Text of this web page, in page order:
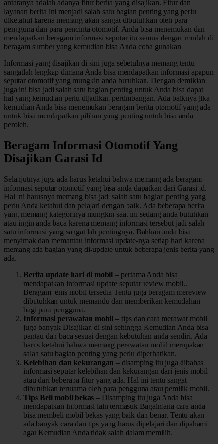
antaranya adalah adanya fitur berita yang disajikan. Fitur dan
layanan berita ini menjadi salah satu bagian penting yang perlu
diketahui karena memang akan sangat dibutuhkan oleh para
pengguna dan para pencinta otomotif. Anda bisa menemukan dan
mendapatkan beragam informasi seputar itu semua dengan mudah di
beragam sumber yang kemudian bisa Anda coba gunakan.
Informasi yang disajikan di sini juga sebetulnya memang tentu
sangatlah lengkap dimana Anda bisa mendapatkan informasi apapun
seputar otomotif yang mungkin anda butuhkan. Dengan demikian
juga ini bisa jadi salah satu bagian penting untuk Anda bisa dapat
hal yang kemudian perlu dijadikan pertimbangan. Ada baiknya jika
kemudian Anda bisa menemukan beragam berita otomotif yang ada
untuk bisa mendapatkan pilihan yang penting untuk bisa anda
peroleh.
Beragam Informasi Otomotif Yang
Disajikan Garasi Id
Selanjutnya juga ada harus ketahui bahwa memang ada beragam
informasi seputar otomotif yang bisa anda dapatkan dari Garasi id.
Hal ini harusnya memang bisa jadi salah satu bagian penting yang
perlu Anda ketahui dan pelajari dengan baik. Ada beberapa berita
yang memang kategorinya mungkin saat ini sedang anda butuhkan
atau ingin anda baca karena memang informasi tersebut jadi salah
satu informasi yang sangat lah pentingnya. Bahkan anda bisa
menyimak dan memantau informasi update-nya setiap hari karena
memang ada bagian yang di-update untuk beberapa jenis berita yang
ada.
Berita update hari di mobil – pertama Anda bisa
mendapatkan informasi update seputar review mobil..
Beragam jenis mobil tersedia Tentu juga beragam mereview
dibutuhkan untuk memandu dan memberikan kemudahan
bagi para pengguna.
Informasi perawatan mobil – tips dan cara merawat mobil
juga banyak Disajikan di sini sehingga Kemudian Anda bisa
pantau dan baca sesuai dengan kebutuhan anda sendiri. Ada
harus ketahui bahwa memang perawatan mobil merupakan
salah satu bagian penting yang perlu diperhatikan.
Kelebihan dan kekurangan – disamping itu juga dibahas
informasi seputar kelebihan dan kekurangan dari jenis mobil
atau dari beberapa fitur yang ada. Hal ini tentu sangat
dibutuhkan terutama oleh para pengguna atau pemilik mobil.
Tips Beli mobil bekas – Disamping itu juga Anda bisa
mendapatkan informasi lain termasuk Bagaimana cara anda
bisa membeli mobil bekas yang baik dan benar. Tentu akan
ada banyak cara dan tips yang harus dipelajari dan dipahami
agar Kemudian Anda tidak salah dalam memilih.